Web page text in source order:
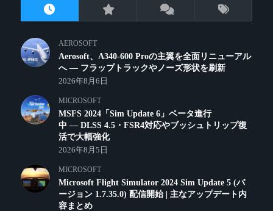
AEROSOFT
Aerosoft、A340-600 Proの主翼を全面リニューアル
へ ― フラップトラックやノーズ形状を刷新
2026年8月6日
MICROSOFT
MSFS 2024「Sim Update 6」ベータ進行
中 ― DLSS 4.5・FSR4対応やブッシュトリップ復
活で大幅強化
2026年8月5日
MICROSOFT
Microsoft Flight Simulator 2024 Sim Update 5 (バ
ージョン 1.7.35.0) 配信開始 | 主なアップデート内
容まとめ